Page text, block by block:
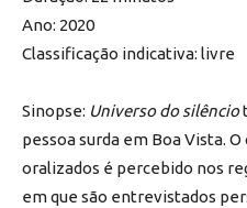
Ano: 2020
Classificação indicativa: livre
Sinopse: Universo do silêncio
pessoa surda em Boa Vista.
oralizados é percebido nos
em que são entrevistados